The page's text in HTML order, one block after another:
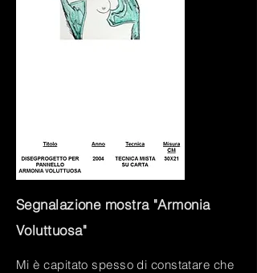
Segnalazione mostra "Armonia
Voluttuosa"
Mi è capitato spesso di constatare che